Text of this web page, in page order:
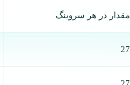
مقدار در هر سروینگ
27